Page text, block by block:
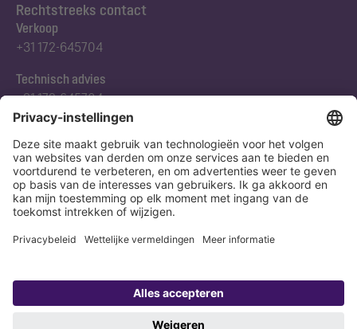
Rechtstreeks contact
Verkoop
+31 172-645704
Technisch advies
+31 172-645704
Abonneert u zich op onze nieuwsbrief
Nu aanmelden
Copyright 1998-2026 KESSEL SE + Co. KG, Bahnhofstraße 31, 85101 Lenting,
Verklaring Colofon